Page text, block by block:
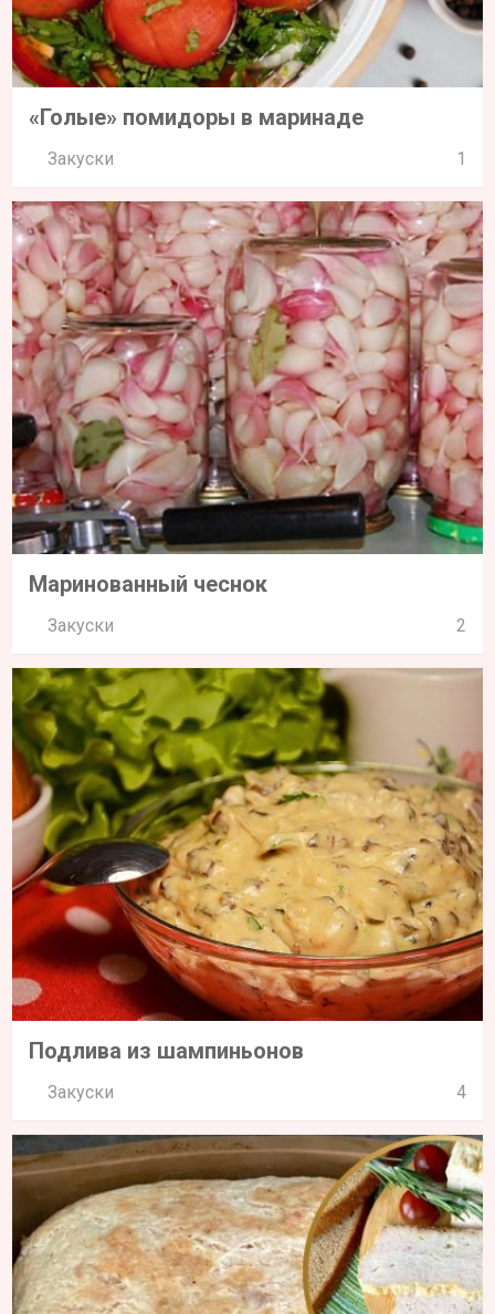
«Голые» помидоры в маринаде
Закуски 1
Маринованный чеснок
Закуски 2
Подлива из шампиньонов
Закуски 4